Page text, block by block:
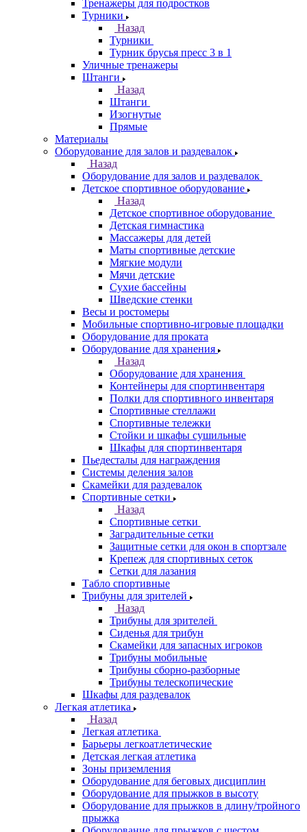
Тренажеры для подростков
Турники
Назад
Турники
Турник брусья пресс 3 в 1
Уличные тренажеры
Штанги
Назад
Штанги
Изогнутые
Прямые
Материалы
Оборудование для залов и раздевалок
Назад
Оборудование для залов и раздевалок
Детское спортивное оборудование
Назад
Детское спортивное оборудование
Детская гимнастика
Массажеры для детей
Маты спортивные детские
Мягкие модули
Мячи детские
Сухие бассейны
Шведские стенки
Весы и ростомеры
Мобильные спортивно-игровые площадки
Оборудование для проката
Оборудование для хранения
Назад
Оборудование для хранения
Контейнеры для спортинвентаря
Полки для спортивного инвентаря
Спортивные стеллажи
Спортивные тележки
Стойки и шкафы сушильные
Шкафы для спортинвентаря
Пьедесталы для награждения
Системы деления залов
Скамейки для раздевалок
Спортивные сетки
Назад
Спортивные сетки
Заградительные сетки
Защитные сетки для окон в спортзале
Крепеж для спортивных сеток
Сетки для лазания
Табло спортивные
Трибуны для зрителей
Назад
Трибуны для зрителей
Сиденья для трибун
Скамейки для запасных игроков
Трибуны мобильные
Трибуны сборно-разборные
Трибуны телескопические
Шкафы для раздевалок
Легкая атлетика
Назад
Легкая атлетика
Барьеры легкоатлетические
Детская легкая атлетика
Зоны приземления
Оборудование для беговых дисциплин
Оборудование для прыжков в высоту
Оборудование для прыжков в длину/тройного
прыжка